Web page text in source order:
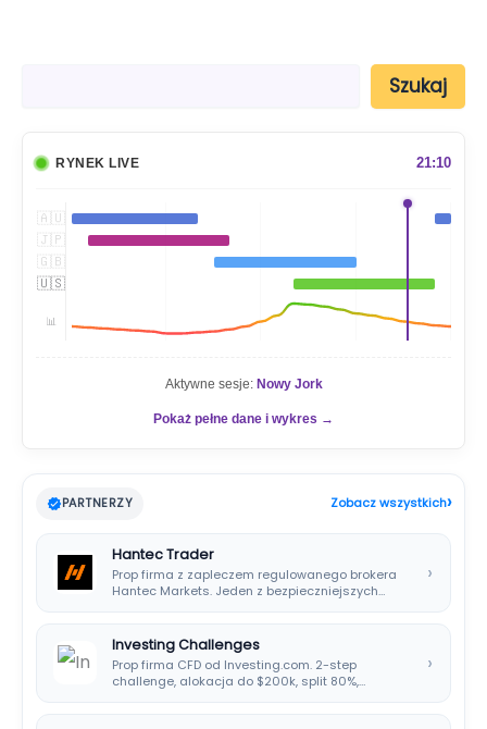
Szukaj
RYNEK LIVE 21:10
🇦🇺
🇯🇵
🇬🇧
🇺🇸
📊
Aktywne sesje: Nowy Jork
Pokaż pełne dane i wykres →
PARTNERZY Zobacz wszystkich›
Hantec Trader
Prop firma z zapleczem regulowanego brokera
Hantec Markets. Jeden z bezpieczniejszych
›
Investing Challenges
Prop firma CFD od Investing.com. 2-step
challenge, alokacja do $200k, split 80%,
›